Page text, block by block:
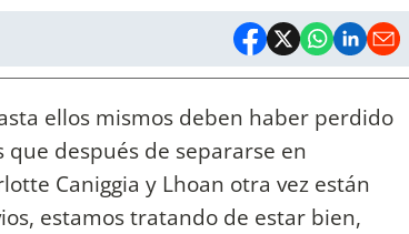
ellos mismos deben haber perdido
que después de separarse en
Caniggia y Lhoan otra vez están
estamos tratando de estar bien,